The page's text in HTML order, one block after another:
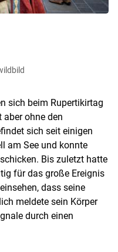
sich beim Rupertikirtag
aber ohne den
sich seit einigen
am See und konnte
Bis zuletzt hatte
für das große Ereignis
dass seine
meldete sein Körper
durch einen